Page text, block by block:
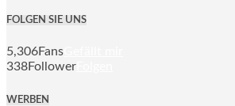
FOLGEN SIE UNS
5,306Fans
338Follower
WERBEN